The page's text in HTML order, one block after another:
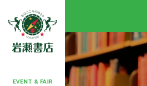
EVENT & FAIR